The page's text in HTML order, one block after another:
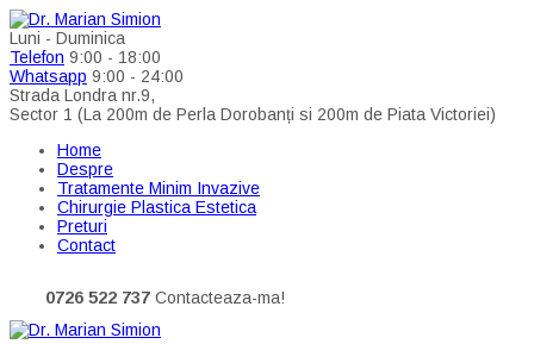
Luni - Duminica
Telefon 9:00 - 18:00
Whatsapp 9:00 - 24:00
Strada Londra nr.9,
Sector 1 (La 200m de Perla Dorobanți si 200m de Piata Victoriei)
Home
Despre
Tratamente Minim Invazive
Chirurgie Plastica Estetica
Preturi
Contact
0726 522 737 Contacteaza-ma!